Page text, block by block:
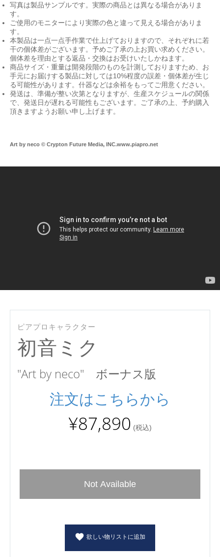
写真は製品サンプルです。実際の商品とは異なる場合がありま
す。
ご使用のモニターにより実際の色と違って見える場合がありま
す。
本製品は一点一点手作業で仕上げておりますので、それぞれに若
干の個体差がございます。予めご了承の上お買い求めください。
個体差を理由とする返品・交換はお受けいたしかねます。
商品サイズ・重量は開発段階のものを計測しておりますため、お
手元にお届けする製品に対しては10%程度の誤差・個体差が生じ
る可能性があります。什器などは余裕をもってご用意ください。
発送は、準備が整い次第となりますが、生産スケジュールの関係
で、発送日が遅れる可能性もございます。ご了承の上、予約購入
頂きますようお願い申し上げます。
Art by neco © Crypton Future Media, INC.www.piapro.net
ピアプロキャラクター
初音ミク
"Art by neco"
ボーナス版
注文はこちらから
¥87,890 (税込)
Not Available
欲しい物リストに追加